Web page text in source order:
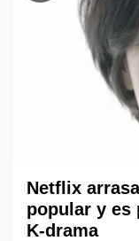
Netflix
popular y es
K-drama